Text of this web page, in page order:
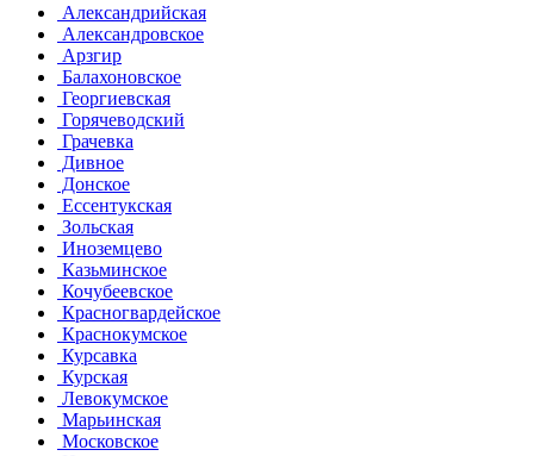
Александрийская
Александровское
Арзгир
Балахоновское
Георгиевская
Горячеводский
Грачевка
Дивное
Донское
Ессентукская
Зольская
Иноземцево
Казьминское
Кочубеевское
Красногвардейское
Краснокумское
Курсавка
Курская
Левокумское
Марьинская
Московское